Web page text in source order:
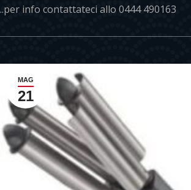
..per info contattateci allo 0444 490163
MAG
21